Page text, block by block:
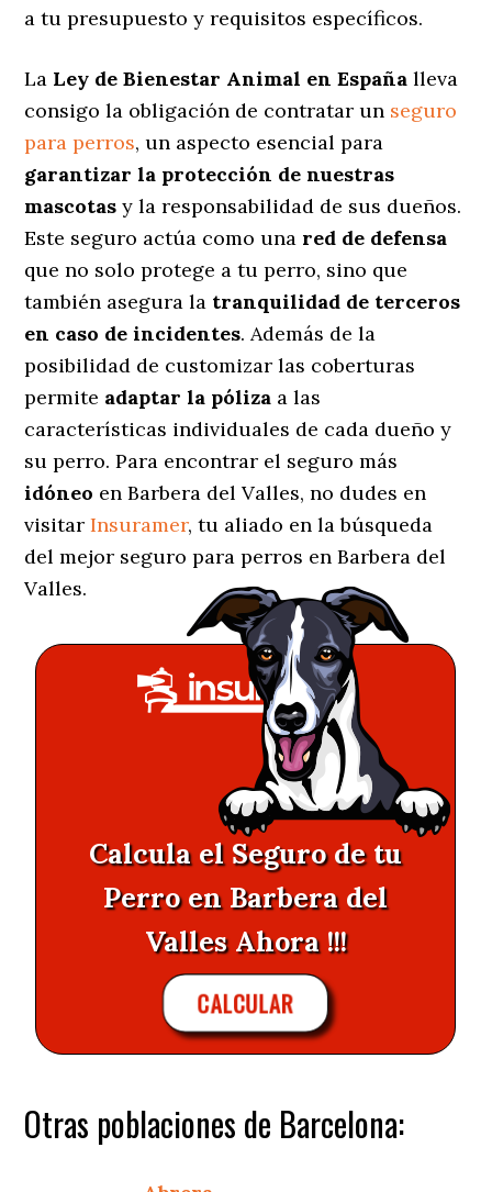
a tu presupuesto y requisitos específicos.
La Ley de Bienestar Animal en España lleva
consigo la obligación de contratar un seguro
para perros, un aspecto esencial para
garantizar la protección de nuestras
mascotas y la responsabilidad de sus dueños.
Este seguro actúa como una red de defensa
que no solo protege a tu perro, sino que
también asegura la tranquilidad de terceros
en caso de incidentes. Además de la
posibilidad de customizar las coberturas
permite adaptar la póliza a las
características individuales de cada dueño y
su perro. Para encontrar el seguro más
idóneo en Barbera del Valles, no dudes en
visitarInsuramer, tu aliado en la búsqueda
del mejor seguro para perros en Barbera del
Valles.
Calcula el Seguro de tu
Perro en Barbera del
Valles Ahora !!!
CALCULAR
Otras poblaciones de Barcelona: